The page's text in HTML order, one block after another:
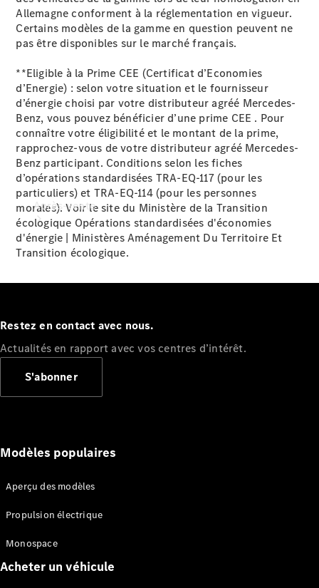
ProCenter
Recherchez
un
Après-vente
L’après-
Vente
Les services
Les services
connectés
Mercedes-
Benz
Prendre
vous à
l’atelier
Allemagne conforment à la réglementation en vigueur.
Certains modèles de la gamme en question peuvent ne
pas être disponibles sur le marché français.
**Eligible à la Prime CEE (Certificat d’Economies
d’Energie) : selon votre situation et le fournisseur
d’énergie choisi par votre distributeur agréé Mercedes-
Benz, vous pouvez bénéficier d’une prime CEE . Pour
connaître votre éligibilité et le montant de la prime,
rapprochez-vous de votre distributeur agréé Mercedes-
Benz participant. Conditions selon les fiches
d’opérations standardisées TRA-EQ-117 (pour les
particuliers) et TRA-EQ-114 (pour les personnes
morales). Voir le site du Ministère de la Transition
écologique Opérations standardisées d'économies
d'énergie | Ministères Aménagement Du Territoire Et
Transition écologique.
Restez en contact avec nous.
Actualités en rapport avec vos centres d’intérêt.
S'abonner
Modèles populaires
Aperçu des modèles
Propulsion électrique
Monospace
Acheter un véhicule